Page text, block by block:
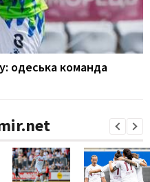
одеська команда